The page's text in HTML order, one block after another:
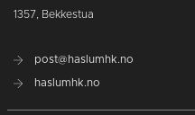
1357, Bekkestua
post@haslumhk.no
haslumhk.no